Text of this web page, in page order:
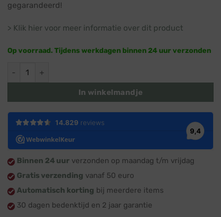
gegarandeerd!
> Klik hier voor meer informatie over dit product
Op voorraad. Tijdens werkdagen binnen 24 uur verzonden
Yelka Medium · Eikenhout · 100 cm · Kerstboom van hout
In winkelmandje
Binnen 24 uur verzonden op maandag t/m vrijdag
Gratis verzending vanaf 50 euro
Automatisch korting bij meerdere items
30 dagen bedenktijd en 2 jaar garantie